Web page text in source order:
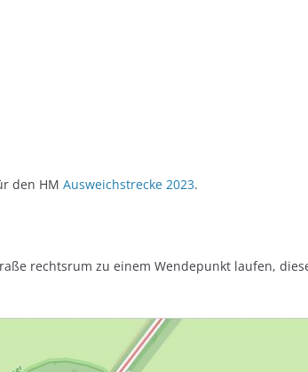
den HM Ausweichstrecke 2023.
rechtsrum zu einem Wendepunkt laufen,